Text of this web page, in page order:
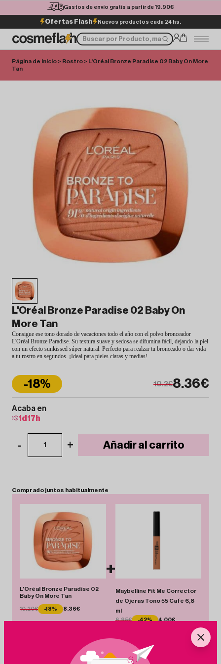
Gastos de envío gratis a partir de 19.90€
Ofertas Flash Nuevos productos cada 24 hs.
Página de inicio > Rostro > L'Oréal Bronze Paradise 02 Baby On More
Tan
L'Oréal Bronze Paradise 02 Baby On
More Tan
Consigue ese tono dorado de vacaciones todo el año con el polvo bronceador
L'Oréal Bronze Paradise. Su textura suave y sedosa se difumina fácil, dejando la piel
con un efecto sunkissed súper natural. Perfecto para realzar tu bronceado o dar vida
a tu rostro en segundos. ¡Ideal para pieles claras y medias!
8.36€
-18% 10.2€
Acaba en
1 d 17 h
- 1 + Añadir al carrito
Comprado juntos habitualmente
L'Oréal Bronze Paradise 02
Baby On More Tan
10.20€ -18% 8.36€
+
Maybelline Fit Me Corrector
de Ojeras Tono 55 Café 6,8
ml
6.95€ -42% 4.00€
Total 12.36 € Añadir Pack